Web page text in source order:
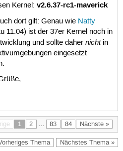
Kernel: v2.6.37-rc1-maverick
dort gilt: Genau wie Natty
11.04) ist der 37er Kernel noch in
und sollte daher nichtin
eingesetzt
1 2 … 83 84 Nächste »
Thema Nächstes Thema »